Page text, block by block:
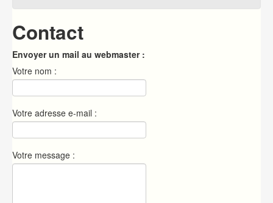
Contact
Envoyer un mail au webmaster :
Votre nom :
Votre adresse e-mail :
Votre message :